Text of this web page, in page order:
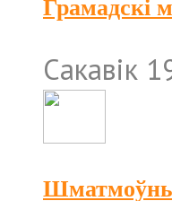
Грамадскі
Сакавік